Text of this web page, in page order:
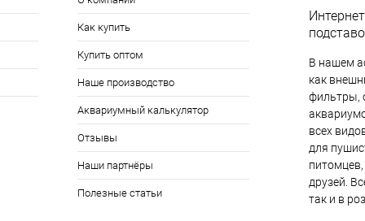
Как купить
Купить оптом
Наше производство
Аквариумный калькулятор
Отзывы
Наши партнёры
Полезные статьи
В нашем
как
фильтры,
всех
для
друзей.
так и в